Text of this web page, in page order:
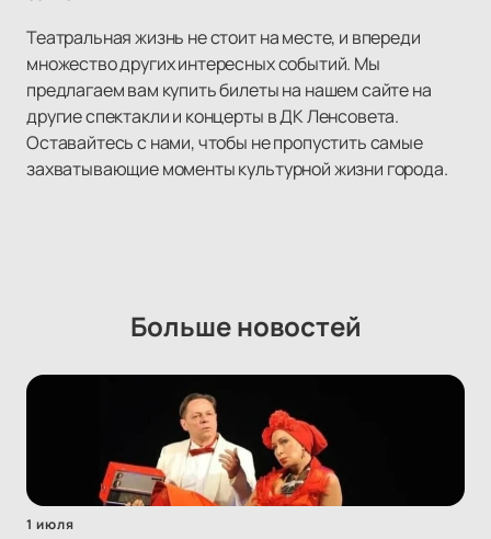
Театральная жизнь не стоит на месте, и впереди
множество других интересных событий. Мы
предлагаем вам купить билеты на нашем сайте на
другие спектакли и концерты в ДК Ленсовета.
Оставайтесь с нами, чтобы не пропустить самые
захватывающие моменты культурной жизни города.
Больше новостей
1 июля